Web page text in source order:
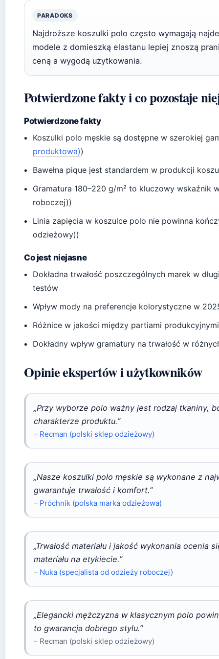
PARADOKS
Najdroższe koszulki polo często wymagają
modele z domieszką elastanu lepiej znoszą
ceną a wygodą użytkowania.
Potwierdzone fakty i co pozostaje
Potwierdzone fakty
Koszulki polo męskie są dostępne w szerokiej
produktowa))
Bawełna pique jest standardem w produkcji
Gramatura 180–220 g/m² to kluczowy wskaźnik
roboczej))
Linia zapięcia w koszulce polo nie powinna
odzieżowy))
Co jest niejasne
Dokładna trwałość poszczególnych marek w
testów
Wpływ mody na preferencje kolorystyczne w
Różnice w jakości między partiami
Dokładny wpływ gramatury na trwałość w
Opinie ekspertów i użytkowników
„Przy wyborze polo ważny jest rodzaj tkaniny,
charakterze produktu.”
– Recman (polski sklep odzieżowy)
„Nasze koszulki polo męskie są wykonane z
gwarantuje trwałość i komfort.”
– Próchnik (polska marka odzieżowa)
„Trwałość materiału i jakość wykonania ocenia
materiału na etykiecie.”
– Nuka (specjalista od odzieży roboczej)
„Elegancki mężczyzna w klasycznym polo
to gwarancja dobrego stylu.”
– Recman (polski sklep odzieżowy)